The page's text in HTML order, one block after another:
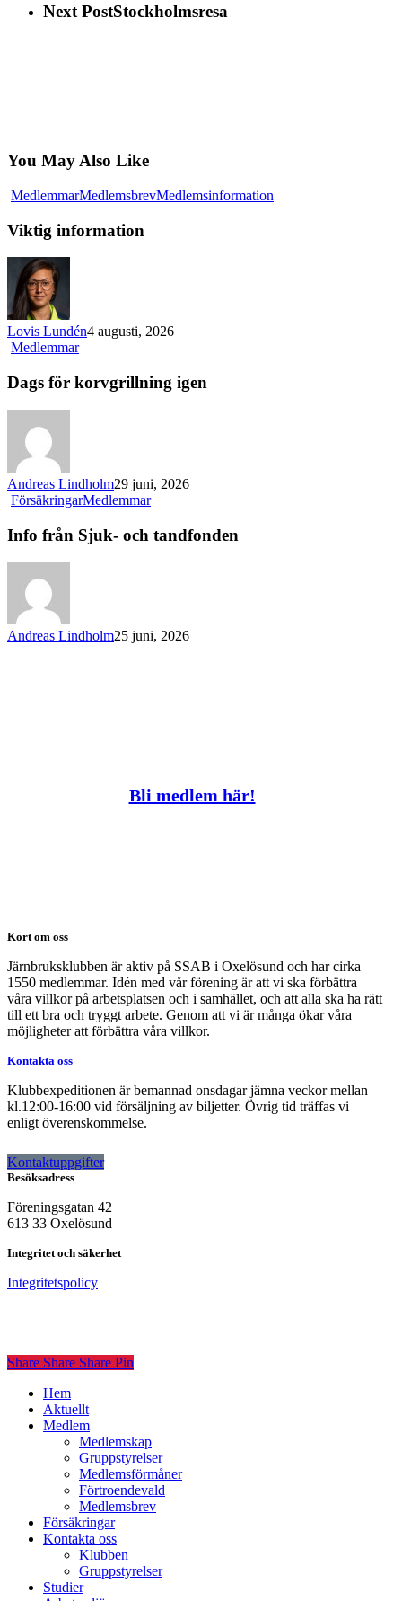
Next PostStockholmsresa
You May Also Like
MedlemmarMedlemsbrevMedlemsinformation
Viktig information
Lovis Lundén4 augusti, 2026
MedlemmarDags
korvgrillning
Dags för korvgrillning igen
Andreas Lindholm29 juni, 2026
FörsäkringarMedlemmarInfo
Sjuk-
Info från Sjuk- och tandfonden
Andreas Lindholm25 juni, 2026
Bli medlem här!
Kort om oss
Järnbruksklubben är aktiv på SSAB i Oxelösund och har cirka
1550 medlemmar. Idén med vår förening är att vi ska förbättra
våra villkor på arbetsplatsen och i samhället, och att alla ska ha rätt
till ett bra och tryggt arbete. Genom att vi är många ökar våra
möjligheter att förbättra våra villkor.
Kontakta oss
Klubbexpeditionen är bemannad onsdagar jämna veckor mellan
kl.12:00-16:00 vid försäljning av biljetter. Övrig tid träffas vi
enligt överenskommelse.
Kontaktuppgifter
Besöksadress
Föreningsgatan 42
613 33 Oxelösund
Integritet och säkerhet
Integritetspolicy
Share
Share Share Share Pin
Close
Menu
Hem
Aktuellt
Medlem
Medlemskap
Gruppstyrelser
Medlemsförmåner
Förtroendevald
Medlemsbrev
Försäkringar
Kontakta oss
Klubben
Gruppstyrelser
Studier